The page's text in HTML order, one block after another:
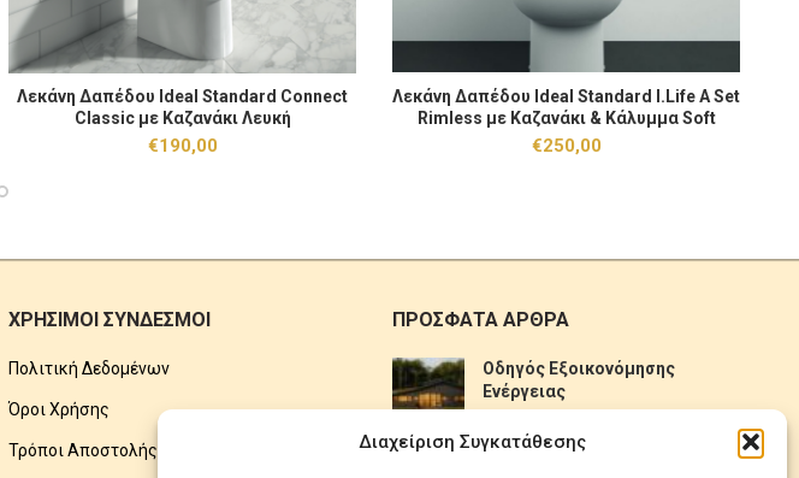
Διαχείριση Συγκατάθεσης
ποσότητα
Λεκάνη Δαπέδου Ideal Standard Connect Classic με Καζανάκι Λευκή ποσότητα
ΠΡΟΣΘΉΚΗ ΣΤΟ ΚΑΛΆΘΙ
Λεκάνη Δαπέδου Ideal Standard Connect
Classic με Καζανάκι Λευκή
€190,00
Λεκάνη Δαπέδου Ideal Standard I.Life A Set Rimless
ΠΡΟΣΘΉΚΗ ΣΤΟ ΚΑΛΆΘΙ
Λεκάνη Δαπέδου Ideal Standard I.Life A Set
Rimless με Καζανάκι & Κάλυμμα Soft
Close Λευκή
€250,00
ΧΡΗΣΙΜΟΙ ΣΥΝΔΕΣΜΟΙ
Πολιτική Δεδομένων
Όροι Χρήσης
Τρόποι Αποστολής
ΠΡΟΣΦΑΤΑ ΑΡΘΡΑ
Οδηγός Εξοικονόμησης
Ενέργειας